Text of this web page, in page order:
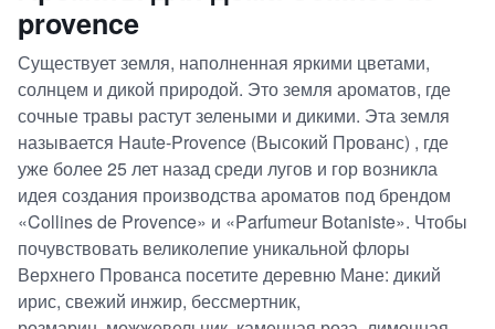
provence
Существует земля, наполненная яркими цветами,
солнцем и дикой природой. Это земля ароматов, где
сочные травы растут зелеными и дикими. Эта земля
называется Haute-Provence (Высокий Прованс) , где
уже более 25 лет назад среди лугов и гор возникла
идея создания производства ароматов под брендом
«Collines de Provence» и «Parfumeur Botaniste». Чтобы
почувствовать великолепие уникальной флоры
Верхнего Прованса посетите деревню Мане: дикий
ирис, свежий инжир, бессмертник,